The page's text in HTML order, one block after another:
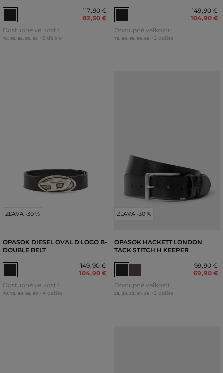
117,90 €
82,50 €
Dostupné veľkosti:
75 80, 85 90, 95 +3 ďalšie
149,90 €
104,90 €
Dostupné veľkosti:
75 80, 85 90, 95 +2 ďalšie
ZĽAVA -30 %
OPASOK DIESEL OVAL D LOGO B-
DOUBLE BELT
149,90 €
104,90 €
Dostupné veľkosti:
70, 75 80, 85 90 +4 ďalšie
ZĽAVA -30 %
OPASOK HACKETT LONDON
TACK STITCH H KEEPER
99,90 €
69,90 €
Dostupné veľkosti:
28, 30, 32 34, 36 +2 ďalšie